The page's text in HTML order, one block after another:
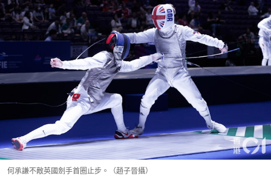
何承謙不敵英國劍手首圈止步。（趙子晉攝）